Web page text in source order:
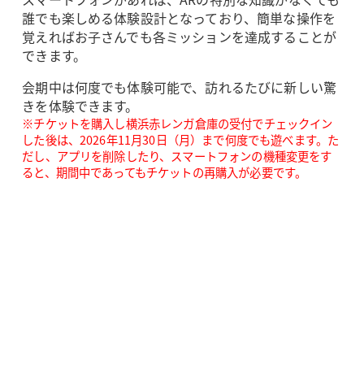
誰でも楽しめる体験設計となっており、簡単な操作を
覚えればお子さんでも各ミッションを達成することが
できます。
会期中は何度でも体験可能で、訪れるたびに新しい驚
きを体験できます。
※チケットを購入し横浜赤レンガ倉庫の受付でチェックイン
した後は、2026年11月30日（月）まで何度でも遊べます。た
だし、アプリを削除したり、スマートフォンの機種変更をす
ると、期間中であってもチケットの再購入が必要です。